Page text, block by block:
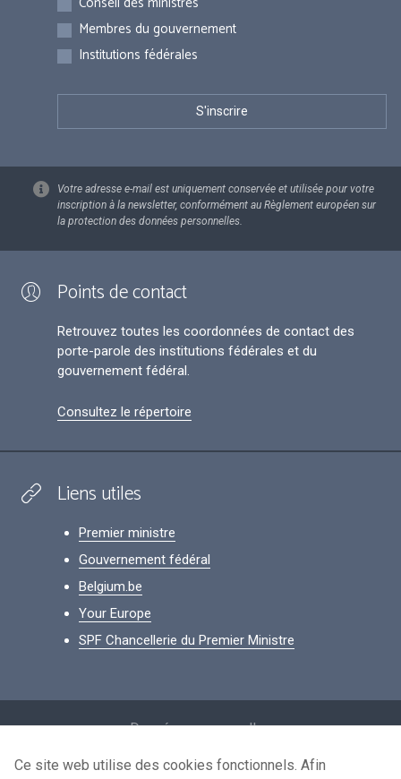
Membres du gouvernement
Institutions fédérales
Votre adresse e-mail est uniquement conservée et utilisée pour votre
inscription à la newsletter, conformément au Règlement européen sur
la protection des données personnelles.
Points de contact
Retrouvez toutes les coordonnées de contact des
porte-parole des institutions fédérales et du
gouvernement fédéral.
Consultez le répertoire
Liens utiles
Premier ministre
Gouvernement fédéral
Belgium.be
Your Europe
SPF Chancellerie du Premier Ministre
Données personnelles
Conditions de réutilisation
Ce site web utilise des cookies fonctionnels. Afin